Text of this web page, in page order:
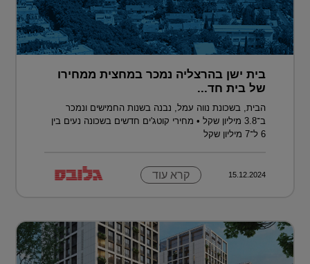
בית ישן בהרצליה נמכר במחצית ממחירו
של בית חד...
הבית, בשכונת נווה עמל, נבנה בשנות החמישים ונמכר
ב־3.8 מיליון שקל • מחירי קוטג'ים חדשים בשכונה נעים בין
6 ל־7 מיליון שקל
15.12.2024 קרא עוד